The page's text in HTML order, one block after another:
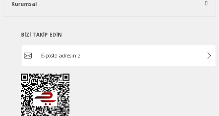
Kurumsal
BİZİ TAKİP EDİN